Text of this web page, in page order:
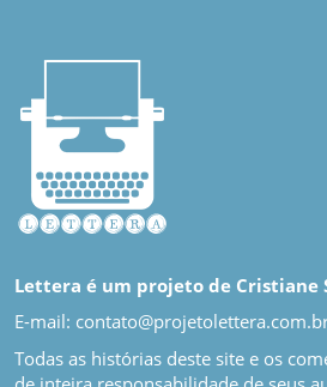
Lettera é um projeto de Cristiane
E-mail:
Todas as histórias deste site e os